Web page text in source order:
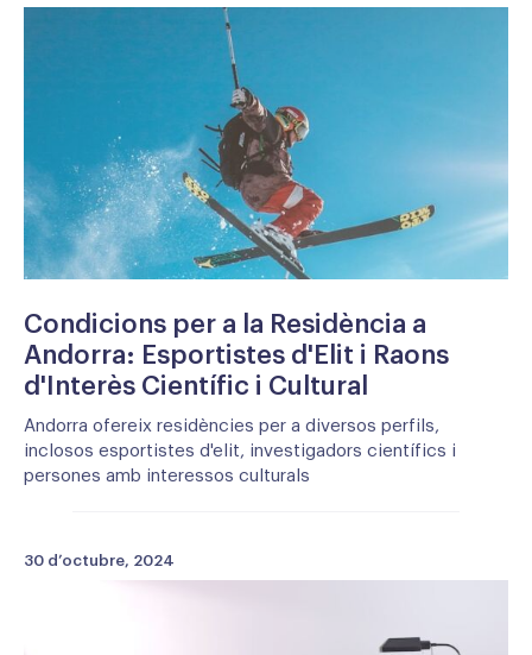
Condicions per a la Residència a
Andorra: Esportistes d'Elit i Raons
d'Interès Científic i Cultural
Andorra ofereix residències per a diversos perfils,
inclosos esportistes d'elit, investigadors científics i
persones amb interessos culturals
30 d’octubre, 2024